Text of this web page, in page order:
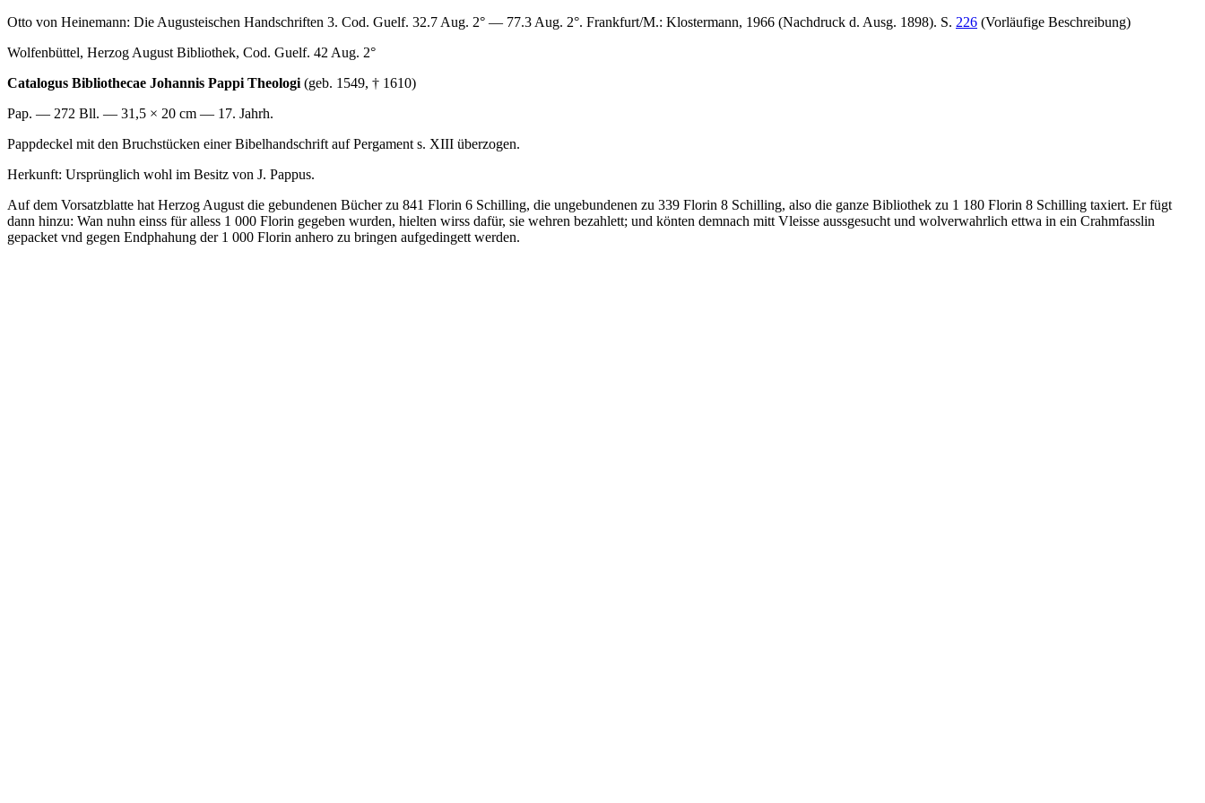
Otto von Heinemann: Die Augusteischen Handschriften 3. Cod. Guelf. 32.7 Aug. 2° — 77.3 Aug. 2°. Frankfurt/M.: Klostermann, 1966 (Nachdruck d. Ausg. 1898). S. 226 (Vorläufige Beschreibung)
Wolfenbüttel, Herzog August Bibliothek, Cod. Guelf. 42 Aug. 2°
Catalogus Bibliothecae Johannis Pappi Theologi (geb. 1549, † 1610)
Pap. — 272 Bll. — 31,5 × 20 cm — 17. Jahrh.
Pappdeckel mit den Bruchstücken einer Bibelhandschrift auf Pergament s. XIII überzogen.
Herkunft: Ursprünglich wohl im Besitz von J. Pappus.
Auf dem Vorsatzblatte hat Herzog August die gebundenen Bücher zu 841 Florin 6 Schilling, die ungebundenen zu 339 Florin 8 Schilling, also die ganze Bibliothek zu 1 180 Florin 8 Schilling taxiert. Er fügt
dann hinzu: Wan nuhn einss für alless 1 000 Florin gegeben wurden, hielten wirss dafür, sie wehren bezahlett; und könten demnach mitt Vleisse aussgesucht und wolverwahrlich ettwa in ein Crahmfasslin
gepacket vnd gegen Endphahung der 1 000 Florin anhero zu bringen aufgedingett werden.